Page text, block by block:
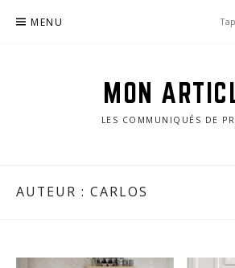
MENU
MON
LES COMMUNIQUÉS DE
AUTEUR : CARLOS